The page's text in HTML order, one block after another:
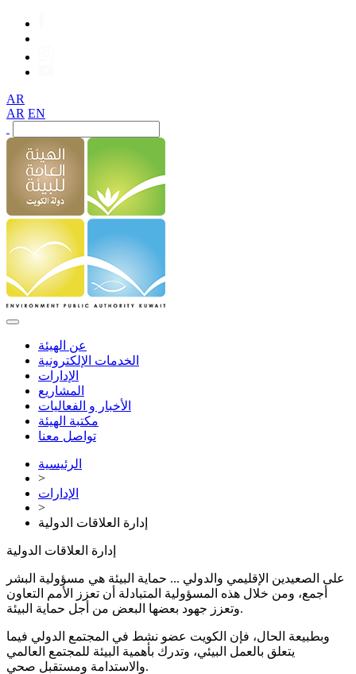
AR
AR EN
عن الهيئة
الخدمات الإلكترونية
الإدارات
المشاريع
الأخبار و الفعاليات
مكتبة الهيئة
تواصل معنا
الرئيسية
>
الإدارات
>
إدارة العلاقات الدولية
إدارة العلاقات الدولية
على الصعيدين الإقليمي والدولي ... حماية البيئة هي مسؤولية البشر
أجمع، ومن خلال هذه المسؤولية المتبادلة أن تعزز الأمم التعاون
وتعزز جهود بعضها البعض من أجل حماية البيئة.
وبطبيعة الحال، فإن الكويت عضو نشط في المجتمع الدولي فيما
يتعلق بالعمل البيئي، وتدرك بأهمية البيئة للمجتمع العالمي
والاستدامة ومستقبل صحي.